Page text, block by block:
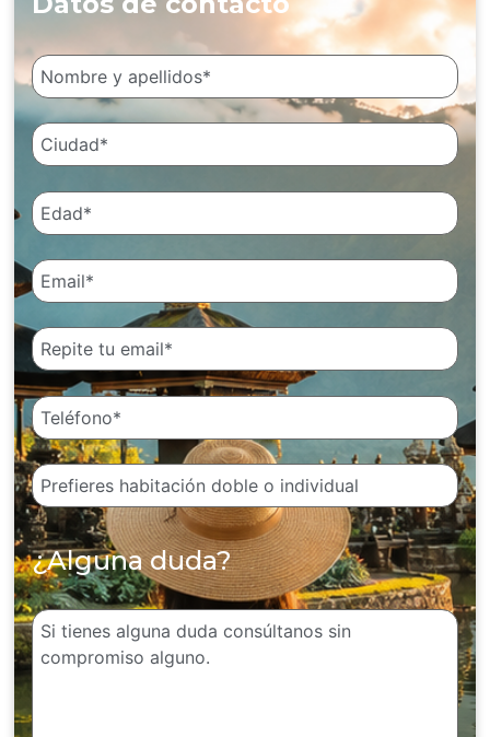
¿Alguna duda?